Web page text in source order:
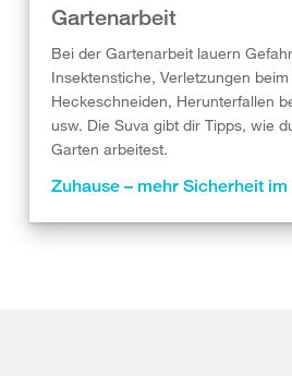
Gartenarbeit
Bei der Gartenarbeit lauern
Insektenstiche, Verletzungen
Heckeschneiden, Herunterfallen
usw. Die Suva gibt dir Tipps, wie
Garten arbeitest.
Zuhause – mehr Sicherheit im